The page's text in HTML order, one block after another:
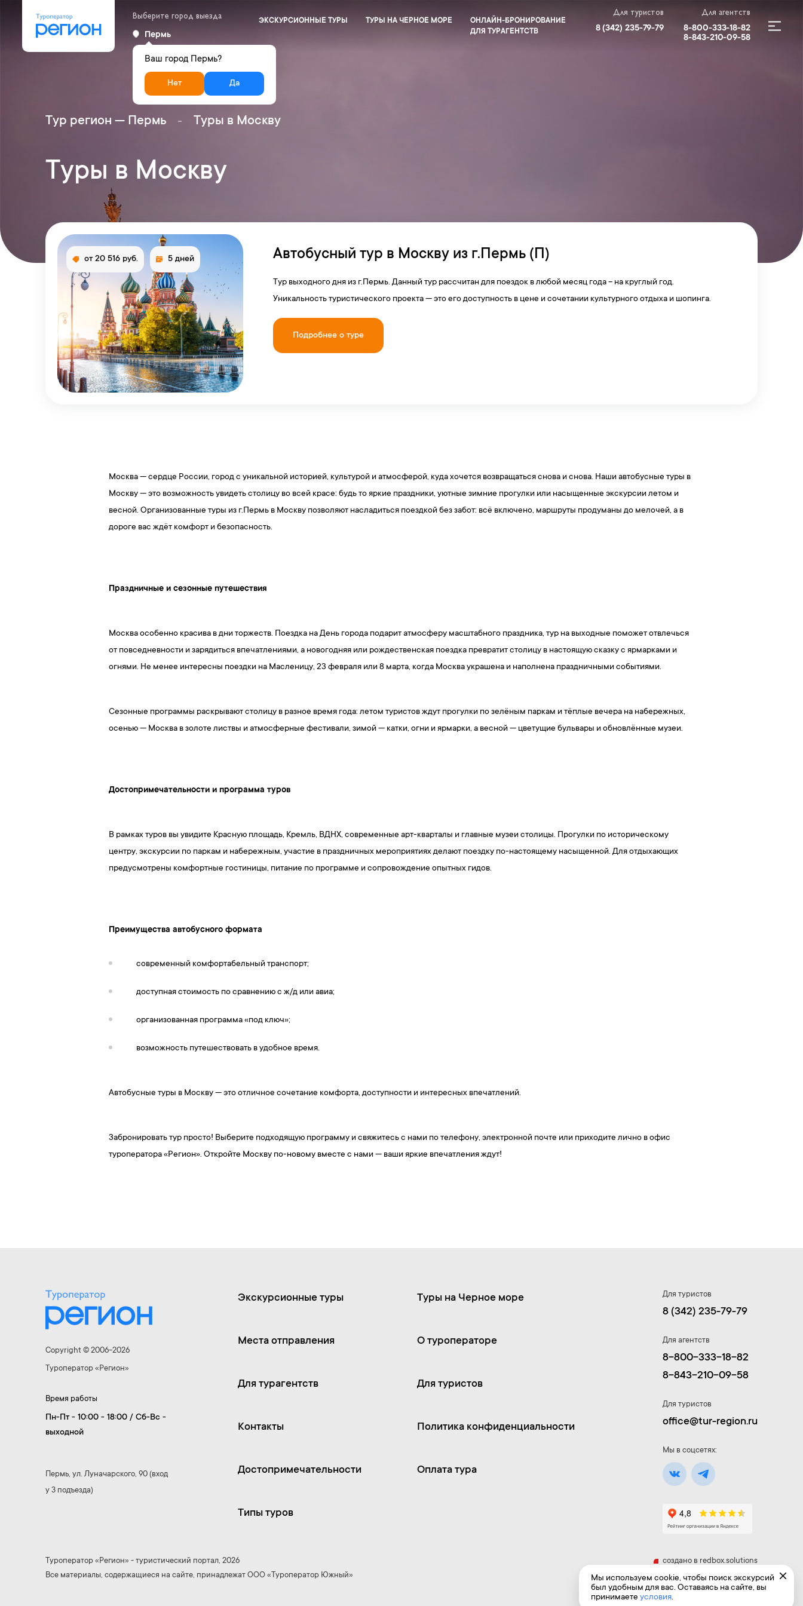
Выберите город выезда
Пермь
Ваш город Пермь?
Нет Да
ЭКСКУРСИОННЫЕ ТУРЫ ТУРЫ НА ЧЕРНОЕ МОРЕ
ОНЛАЙН-БРОНИРОВАНИЕ
ДЛЯ ТУРАГЕНТСТВ
Для туристов
8 (342) 235-79-79​
Для агентств
8-800-333-18-82
8-843-210-09-58
Тур регион — Пермь Туры в Москву
Туры в Москву
от 20 516 руб. 5 дней Автобусный тур в Москву из г.Пермь (П)
Тур выходного дня из г.Пермь. Данный тур рассчитан для поездок в любой месяц года – на круглый год.
Уникальность туристического проекта — это его доступность в цене и сочетании культурного отдыха и шопинга.
Подробнее о туре
Москва — сердце России, город с уникальной историей, культурой и атмосферой, куда хочется возвращаться снова и снова. Наши автобусные туры в
Москву — это возможность увидеть столицу во всей красе: будь то яркие праздники, уютные зимние прогулки или насыщенные экскурсии летом и
весной. Организованные туры из г.Пермь в Москву позволяют насладиться поездкой без забот: всё включено, маршруты продуманы до мелочей, а в
дороге вас ждёт комфорт и безопасность.
Праздничные и сезонные путешествия
Москва особенно красива в дни торжеств. Поездка на День города подарит атмосферу масштабного праздника, тур на выходные поможет отвлечься
от повседневности и зарядиться впечатлениями, а новогодняя или рождественская поездка превратит столицу в настоящую сказку с ярмарками и
огнями. Не менее интересны поездки на Масленицу, 23 февраля или 8 марта, когда Москва украшена и наполнена праздничными событиями.
Сезонные программы раскрывают столицу в разное время года: летом туристов ждут прогулки по зелёным паркам и тёплые вечера на набережных,
осенью — Москва в золоте листвы и атмосферные фестивали, зимой — катки, огни и ярмарки, а весной — цветущие бульвары и обновлённые музеи.
Достопримечательности и программа туров
В рамках туров вы увидите Красную площадь, Кремль, ВДНХ, современные арт-кварталы и главные музеи столицы. Прогулки по историческому
центру, экскурсии по паркам и набережным, участие в праздничных мероприятиях делают поездку по-настоящему насыщенной. Для отдыхающих
предусмотрены комфортные гостиницы, питание по программе и сопровождение опытных гидов.
Преимущества автобусного формата
современный комфортабельный транспорт;
доступная стоимость по сравнению с ж/д или авиа;
организованная программа «под ключ»;
возможность путешествовать в удобное время.
Автобусные туры в Москву — это отличное сочетание комфорта, доступности и интересных впечатлений.
Забронировать тур просто! Выберите подходящую программу и свяжитесь с нами по телефону, электронной почте или приходите лично в офис
туроператора «Регион». Откройте Москву по-новому вместе с нами — ваши яркие впечатления ждут!
Copyright © 2006-2026
Туроператор «Регион»
Время работы
Пн-Пт - 10:00 - 18:00 / Сб-Вс -
выходной
Пермь, ул. Луначарского, 90 (вход
у 3 подъезда)
Экскурсионные туры Туры на Черное море
Места отправления О туроператоре
Для турагентств Для туристов
Контакты Политика конфиденциальности
Достопримечательности Оплата тура
Типы туров
Для туристов
8 (342) 235-79-79​
Для агентств
8-800-333-18-82
8-843-210-09-58
Для туристов
office@tur-region.ru
Мы в соцсетях:
Туроператор «Регион» - туристический портал, 2026 создано в redbox.solutions
Все материалы, содержащиеся на сайте, принадлежат ООО «Туроператор Южный»
Мы используем cookie, чтобы поиск экскурсий
был удобным для вас. Оставаясь на сайте, вы
принимаете условия.